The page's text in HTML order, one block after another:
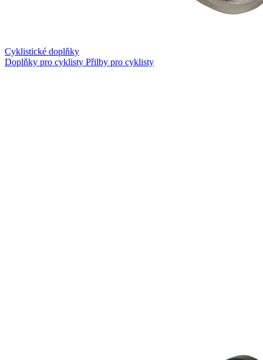
Cyklistické doplňky
Doplňky pro cyklisty Přilby pro cyklisty